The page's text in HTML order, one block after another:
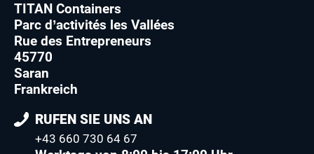
TITAN Containers
Parc d’activités les Vallées
Rue des Entrepreneurs
45770
Saran
Frankreich
RUFEN SIE UNS AN
+43 660 730 64 67